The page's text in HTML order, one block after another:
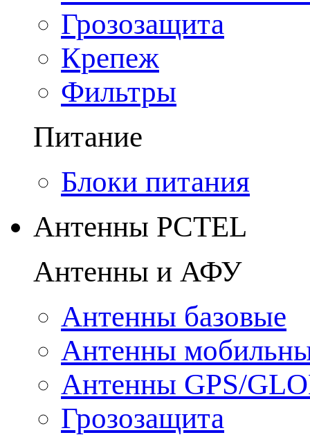
Грозозащита
Крепеж
Фильтры
Питание
Блоки питания
Антенны PCTEL
Антенны и АФУ
Антенны базовые
Антенны
Антенны GPS/
Грозозащита